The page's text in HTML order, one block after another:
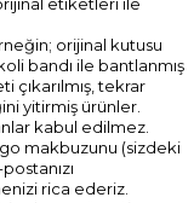
orijinal kutusu
bandı ile bantlanmış
tekrar
yitirmiş ürünler.
kabul edilmez.
makbuzunu (sizdeki
rica ederiz.